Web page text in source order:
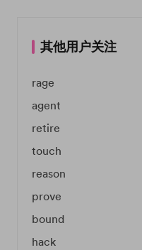
其他用户关注
rage
agent
retire
touch
reason
prove
bound
hack